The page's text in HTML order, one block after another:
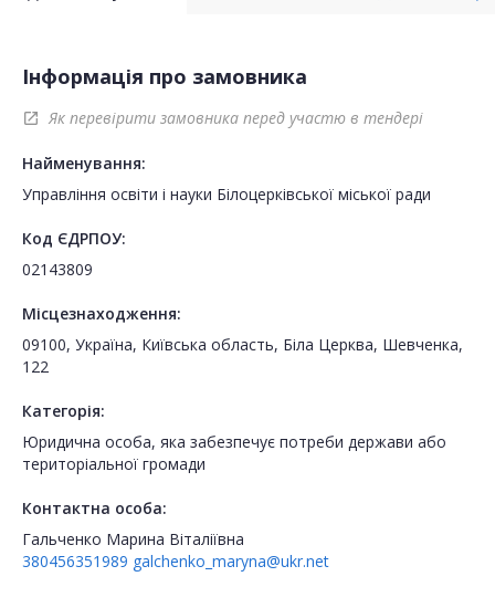
Інформація про замовника
open_in_new Як перевірити замовника перед участю в тендері
Найменування:
Управління освіти і науки Білоцерківської міської ради
Код ЄДРПОУ:
02143809
Місцезнаходження:
09100, Україна, Київська область, Біла Церква, Шевченка,
122
Категорія:
Юридична особа, яка забезпечує потреби держави або
територіальної громади
Контактна особа:
Гальченко Марина Віталіївна
380456351989 galchenko_maryna@ukr.net